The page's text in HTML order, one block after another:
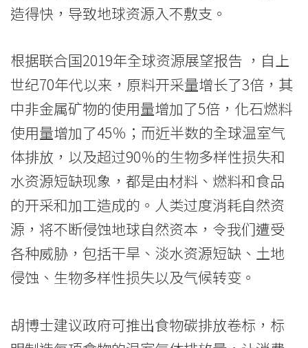
造得快，导致地球资源入不敷支。
根据联合国2019年全球资源展望报告 ，自上
世纪70年代以来，原料开采量增长了3倍，其
中非金属矿物的使用量增加了5倍，化石燃料
使用量增加了45％；而近半数的全球温室气
体排放，以及超过90％的生物多样性损失和
水资源短缺现象，都是由材料、燃料和食品
的开采和加工造成的。人类过度消耗自然资
源，将不断侵蚀地球自然资本，令我们遭受
各种威胁，包括干旱、淡水资源短缺、土地
侵蚀、生物多样性损失以及气候转变。
胡博士建议政府可推出食物碳排放卷标，标